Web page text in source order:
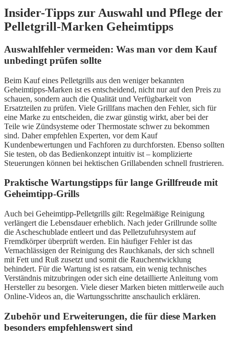
Insider-Tipps zur Auswahl und Pflege der
Pelletgrill-Marken Geheimtipps
Auswahlfehler vermeiden: Was man vor dem Kauf
unbedingt prüfen sollte
Beim Kauf eines Pelletgrills aus den weniger bekannten
Geheimtipps-Marken ist es entscheidend, nicht nur auf den Preis zu
schauen, sondern auch die Qualität und Verfügbarkeit von
Ersatzteilen zu prüfen. Viele Grillfans machen den Fehler, sich für
eine Marke zu entscheiden, die zwar günstig wirkt, aber bei der
Teile wie Zündsysteme oder Thermostate schwer zu bekommen
sind. Daher empfehlen Experten, vor dem Kauf
Kundenbewertungen und Fachforen zu durchforsten. Ebenso sollten
Sie testen, ob das Bedienkonzept intuitiv ist – komplizierte
Steuerungen können bei hektischen Grillabenden schnell frustrieren.
Praktische Wartungstipps für lange Grillfreude mit
Geheimtipp-Grills
Auch bei Geheimtipp-Pelletgrills gilt: Regelmäßige Reinigung
verlängert die Lebensdauer erheblich. Nach jeder Grillrunde sollte
die Ascheschublade entleert und das Pelletzufuhrsystem auf
Fremdkörper überprüft werden. Ein häufiger Fehler ist das
Vernachlässigen der Reinigung des Rauchkanals, der sich schnell
mit Fett und Ruß zusetzt und somit die Rauchentwicklung
behindert. Für die Wartung ist es ratsam, ein wenig technisches
Verständnis mitzubringen oder sich eine detaillierte Anleitung vom
Hersteller zu besorgen. Viele dieser Marken bieten mittlerweile auch
Online-Videos an, die Wartungsschritte anschaulich erklären.
Zubehör und Erweiterungen, die für diese Marken
besonders empfehlenswert sind